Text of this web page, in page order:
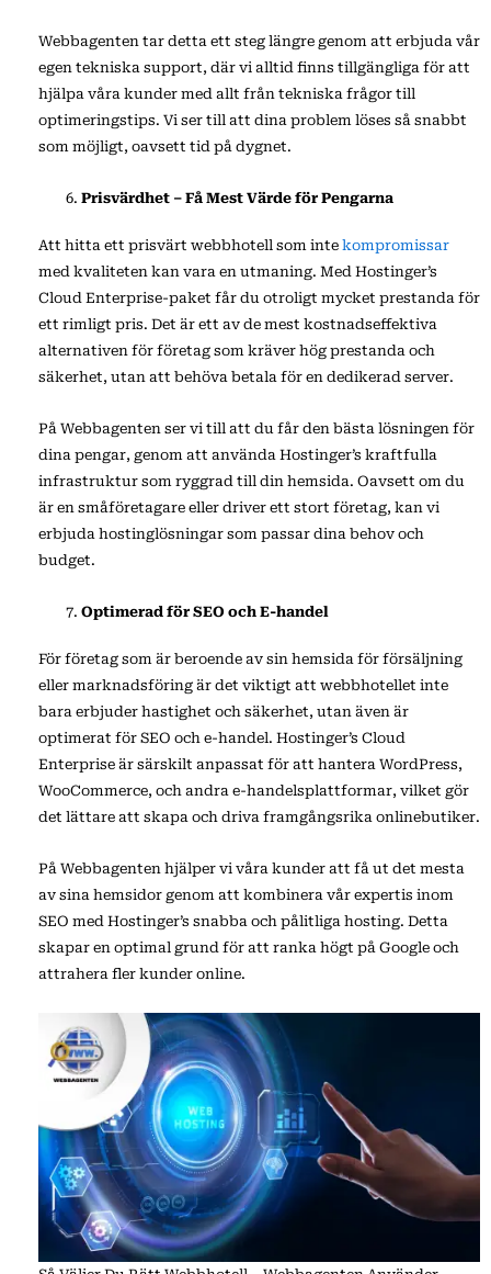
Webbagenten tar detta ett steg längre genom att erbjuda vår
egen tekniska support, där vi alltid finns tillgängliga för att
hjälpa våra kunder med allt från tekniska frågor till
optimeringstips. Vi ser till att dina problem löses så snabbt
som möjligt, oavsett tid på dygnet.
Prisvärdhet – Få Mest Värde för Pengarna
Att hitta ett prisvärt webbhotell som inte kompromissar
med kvaliteten kan vara en utmaning. Med Hostinger’s
Cloud Enterprise-paket får du otroligt mycket prestanda för
ett rimligt pris. Det är ett av de mest kostnadseffektiva
alternativen för företag som kräver hög prestanda och
säkerhet, utan att behöva betala för en dedikerad server.
På Webbagenten ser vi till att du får den bästa lösningen för
dina pengar, genom att använda Hostinger’s kraftfulla
infrastruktur som ryggrad till din hemsida. Oavsett om du
är en småföretagare eller driver ett stort företag, kan vi
erbjuda hostinglösningar som passar dina behov och
budget.
Optimerad för SEO och E-handel
För företag som är beroende av sin hemsida för försäljning
eller marknadsföring är det viktigt att webbhotellet inte
bara erbjuder hastighet och säkerhet, utan även är
optimerat för SEO och e-handel. Hostinger’s Cloud
Enterprise är särskilt anpassat för att hantera WordPress,
WooCommerce, och andra e-handelsplattformar, vilket gör
det lättare att skapa och driva framgångsrika onlinebutiker.
På Webbagenten hjälper vi våra kunder att få ut det mesta
av sina hemsidor genom att kombinera vår expertis inom
SEO med Hostinger’s snabba och pålitliga hosting. Detta
skapar en optimal grund för att ranka högt på Google och
attrahera fler kunder online.